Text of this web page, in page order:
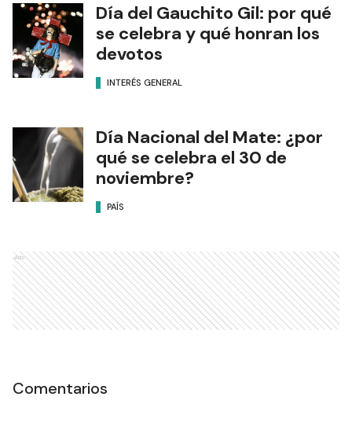
Día del Gauchito Gil: por qué
se celebra y qué honran los
devotos
INTERÉS GENERAL
Día Nacional del Mate: ¿por
qué se celebra el 30 de
noviembre?
PAÍS
Ads
Comentarios